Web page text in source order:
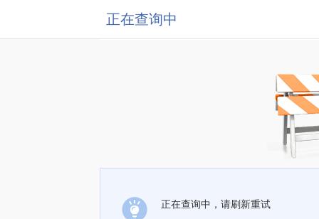
正在查询中
正在查询中，请刷新重试